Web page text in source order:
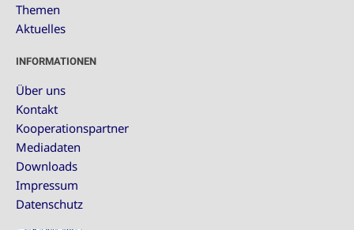
Themen
Aktuelles
INFORMATIONEN
Über uns
Kontakt
Kooperationspartner
Mediadaten
Downloads
Impressum
Datenschutz